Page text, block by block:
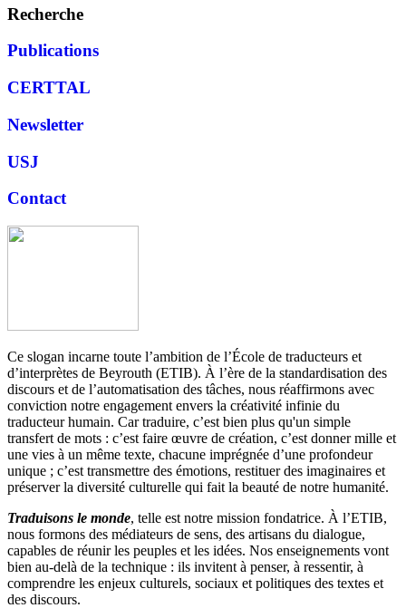
Recherche
Publications
CERTTAL
Newsletter
USJ
Contact
Ce slogan incarne toute l’ambition de l’École de traducteurs et
d’interprètes de Beyrouth (ETIB). À l’ère de la standardisation des
discours et de l’automatisation des tâches, nous réaffirmons avec
conviction notre engagement envers la créativité infinie du
traducteur humain. Car traduire, c’est bien plus qu'un simple
transfert de mots : c’est faire œuvre de création, c’est donner mille et
une vies à un même texte, chacune imprégnée d’une profondeur
unique ; c’est transmettre des émotions, restituer des imaginaires et
préserver la diversité culturelle qui fait la beauté de notre humanité.
Traduisons le monde, telle est notre mission fondatrice. À l’ETIB,
nous formons des médiateurs de sens, des artisans du dialogue,
capables de réunir les peuples et les idées. Nos enseignements vont
bien au-delà de la technique : ils invitent à penser, à ressentir, à
comprendre les enjeux culturels, sociaux et politiques des textes et
des discours.